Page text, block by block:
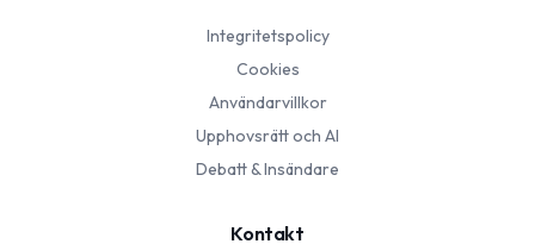
Integritetspolicy
Cookies
Användarvillkor
Upphovsrätt och AI
Debatt & Insändare
Kontakt